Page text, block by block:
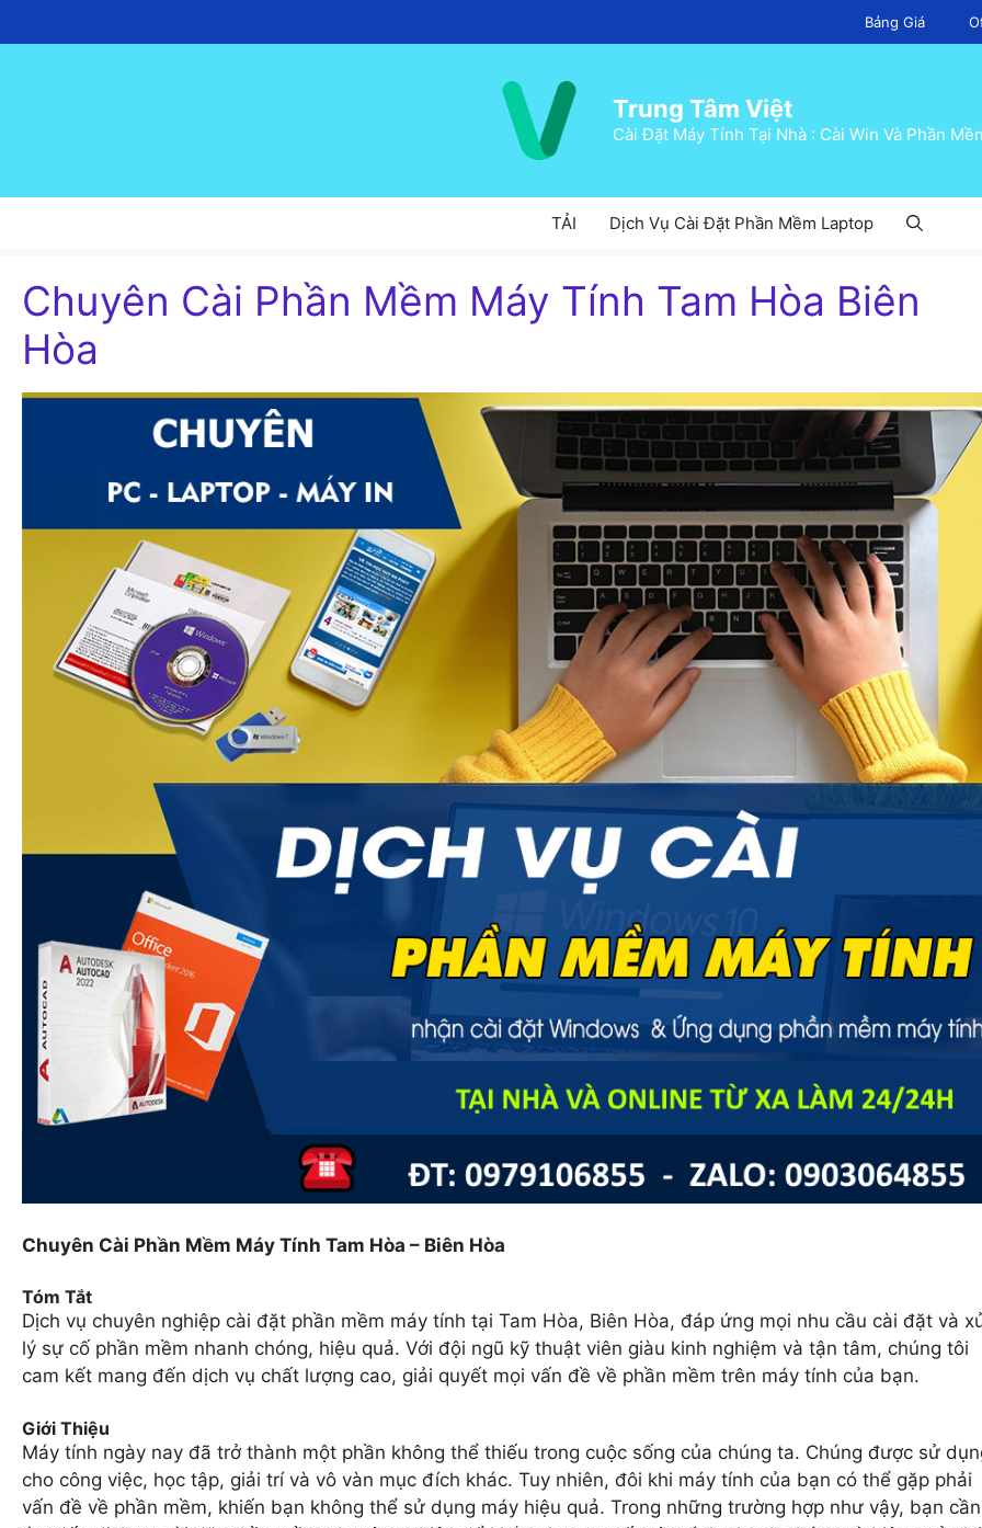
đến
Bảng Giá
Trung Tâm Việt
Cài Đặt Máy Tính Tại Nhà : Cài Win Và Phần
TẢI Dịch Vụ Cài Đặt Phần Mềm Laptop
Chuyên Cài Phần Mềm Máy Tính Tam Hòa Biên
Hòa
Chuyên Cài Phần Mềm Máy Tính Tam Hòa – Biên Hòa
Tóm Tắt
Dịch vụ chuyên nghiệp cài đặt phần mềm máy tính tại Tam Hòa, Biên Hòa, đáp ứng mọi nhu cầu cài đặt và
lý sự cố phần mềm nhanh chóng, hiệu quả. Với đội ngũ kỹ thuật viên giàu kinh nghiệm và tận tâm, chúng tôi
cam kết mang đến dịch vụ chất lượng cao, giải quyết mọi vấn đề về phần mềm trên máy tính của bạn.
Giới Thiệu
Máy tính ngày nay đã trở thành một phần không thể thiếu trong cuộc sống của chúng ta. Chúng được sử
cho công việc, học tập, giải trí và vô vàn mục đích khác. Tuy nhiên, đôi khi máy tính của bạn có thể gặp phải
vấn đề về phần mềm, khiến bạn không thể sử dụng máy hiệu quả. Trong những trường hợp như vậy, bạn cần